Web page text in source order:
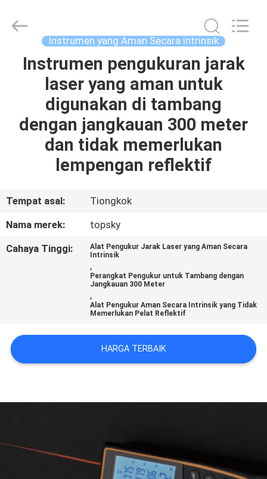
RUMAH
PRODUK
TENTANG
TUR
PABRIK
KONTROL
KAMI
Century Holding Co.,Ltd.
Instrumen yang Aman Secara intrinsik
Instrumen pengukuran jarak
laser yang aman untuk
digunakan di tambang
dengan jangkauan 300 meter
dan tidak memerlukan
lempengan reflektif
Tempat asal:
Tiongkok
Nama merek:
topsky
Cahaya Tinggi:
Alat Pengukur Jarak Laser yang Aman Secara
Intrinsik
,
Perangkat Pengukur untuk Tambang dengan
Jangkauan 300 Meter
,
Alat Pengukur Aman Secara Intrinsik yang Tidak
Memerlukan Pelat Reflektif
HARGA TERBAIK